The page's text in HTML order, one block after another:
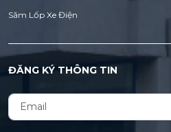
Săm Lốp Xe Điện
ĐĂNG KÝ THÔNG TIN